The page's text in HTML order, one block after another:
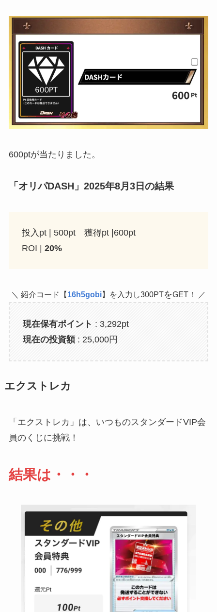
600ptが当たりました。
「オリパDASH」2025年8月3日の結果
投入pt | 500pt 獲得pt |600pt
ROI |
20%
＼ 紹介コード【16h5gobi】を入力し300PTをGET！ ／
現在保有ポイント : 3,292pt
現在の投資額 : 25,000円
エクストレカ
「エクストレカ」は、いつものスタンダードVIP会
員のくじに挑戦！
結果は・・・